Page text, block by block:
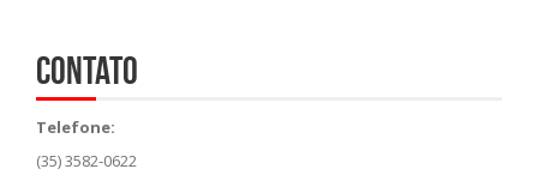
Contato
Telefone:
(35) 3582-0622